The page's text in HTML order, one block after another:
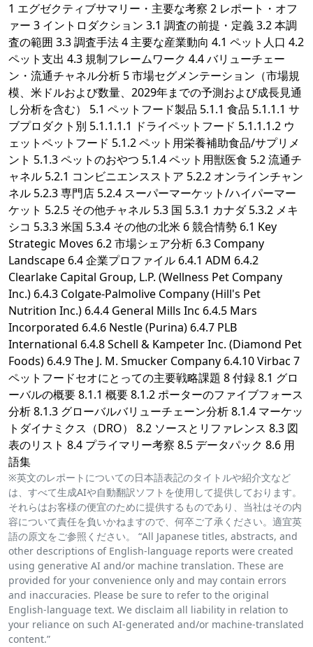
1 エグゼクティブサマリー・主要な考察 2 レポート・オフ
ァー 3 イントロダクション 3.1 調査の前提・定義 3.2 本調
査の範囲 3.3 調査手法 4 主要な産業動向 4.1 ペット人口 4.2
ペット支出 4.3 規制フレームワーク 4.4 バリューチェー
ン・流通チャネル分析 5 市場セグメンテーション（市場規
模、米ドルおよび数量、2029年までの予測および成長見通
し分析を含む） 5.1 ペットフード製品 5.1.1 食品 5.1.1.1 サ
ブプロダクト別 5.1.1.1.1 ドライペットフード 5.1.1.1.2 ウ
ェットペットフード 5.1.2 ペット用栄養補助食品/サプリメ
ント 5.1.3 ペットのおやつ 5.1.4 ペット用獣医食 5.2 流通チ
ャネル 5.2.1 コンビニエンスストア 5.2.2 オンラインチャン
ネル 5.2.3 専門店 5.2.4 スーパーマーケット/ハイパーマー
ケット 5.2.5 その他チャネル 5.3 国 5.3.1 カナダ 5.3.2 メキ
シコ 5.3.3 米国 5.3.4 その他の北米 6 競合情勢 6.1 Key
Strategic Moves 6.2 市場シェア分析 6.3 Company
Landscape 6.4 企業プロファイル 6.4.1 ADM 6.4.2
Clearlake Capital Group, L.P. (Wellness Pet Company
Inc.) 6.4.3 Colgate-Palmolive Company (Hill's Pet
Nutrition Inc.) 6.4.4 General Mills Inc 6.4.5 Mars
Incorporated 6.4.6 Nestle (Purina) 6.4.7 PLB
International 6.4.8 Schell & Kampeter Inc. (Diamond Pet
Foods) 6.4.9 The J. M. Smucker Company 6.4.10 Virbac 7
ペットフードセオにとっての主要戦略課題 8 付録 8.1 グロ
ーバルの概要 8.1.1 概要 8.1.2 ポーターのファイブフォース
分析 8.1.3 グローバルバリューチェーン分析 8.1.4 マーケッ
トダイナミクス（DRO） 8.2 ソースとリファレンス 8.3 図
表のリスト 8.4 プライマリー考察 8.5 データパック 8.6 用
語集
※英文のレポートについての日本語表記のタイトルや紹介文など
は、すべて生成AIや自動翻訳ソフトを使用して提供しております。
それらはお客様の便宜のために提供するものであり、当社はその内
容について責任を負いかねますので、何卒ご了承ください。適宜英
語の原文をご参照ください。 “All Japanese titles, abstracts, and
other descriptions of English-language reports were created
using generative AI and/or machine translation. These are
provided for your convenience only and may contain errors
and inaccuracies. Please be sure to refer to the original
English-language text. We disclaim all liability in relation to
your reliance on such AI-generated and/or machine-translated
content.”